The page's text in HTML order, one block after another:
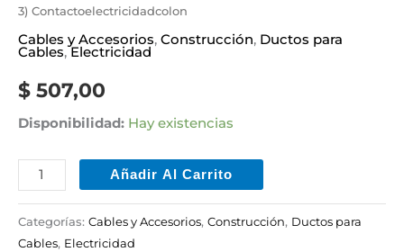
3) Contactoelectricidadcolon
Cables y Accesorios, Construcción, Ductos para
Cables,Electricidad
$ 507,00
Disponibilidad: Hay existencias
Añadir Al Carrito
Categorías: Cables y Accesorios, Construcción, Ductos para
Cables, Electricidad